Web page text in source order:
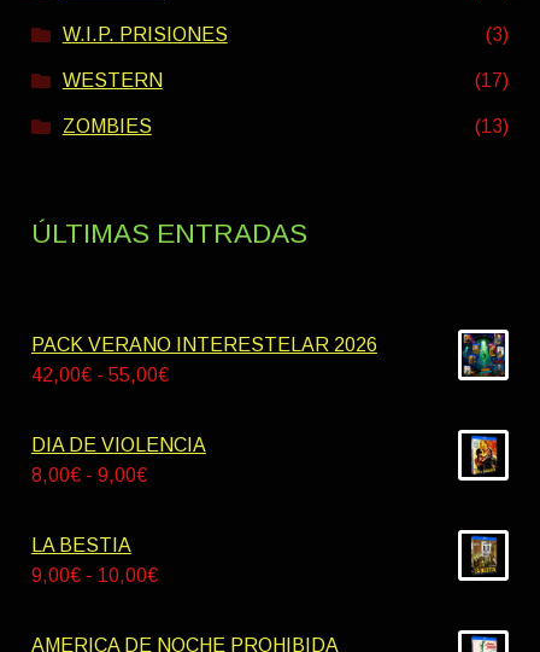
W.I.P. PRISIONES (3)
WESTERN (17)
ZOMBIES (13)
ÚLTIMAS ENTRADAS
PACK VERANO INTERESTELAR 2026
42,00€ - 55,00€Rango
precios:
DIA DE VIOLENCIA
8,00€ - 9,00€Rango
desde
LA BESTIA
9,00€ - 10,00€Rango
precios:
AMERICA DE NOCHE PROHIBIDA